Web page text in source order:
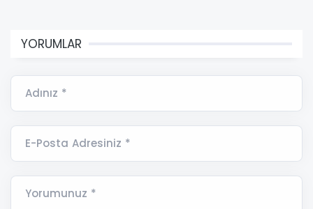
YORUMLAR
Adınız *
E-Posta Adresiniz *
Yorumunuz *